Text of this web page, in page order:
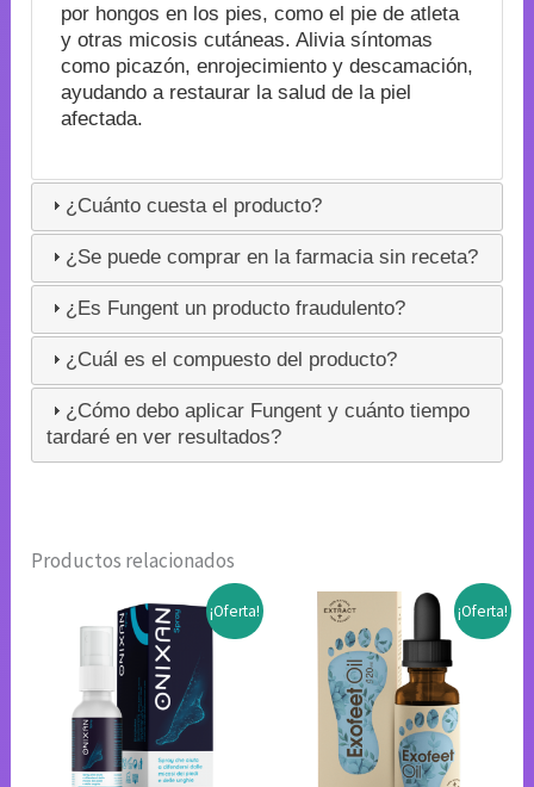
por hongos en los pies, como el pie de atleta
y otras micosis cutáneas. Alivia síntomas
como picazón, enrojecimiento y descamación,
ayudando a restaurar la salud de la piel
afectada.
¿Cuánto cuesta el producto?
¿Se puede comprar en la farmacia sin receta?
¿Es Fungent un producto fraudulento?
¿Cuál es el compuesto del producto?
¿Cómo debo aplicar Fungent y cuánto tiempo
tardaré en ver resultados?
Productos relacionados
¡Oferta! ¡Oferta!